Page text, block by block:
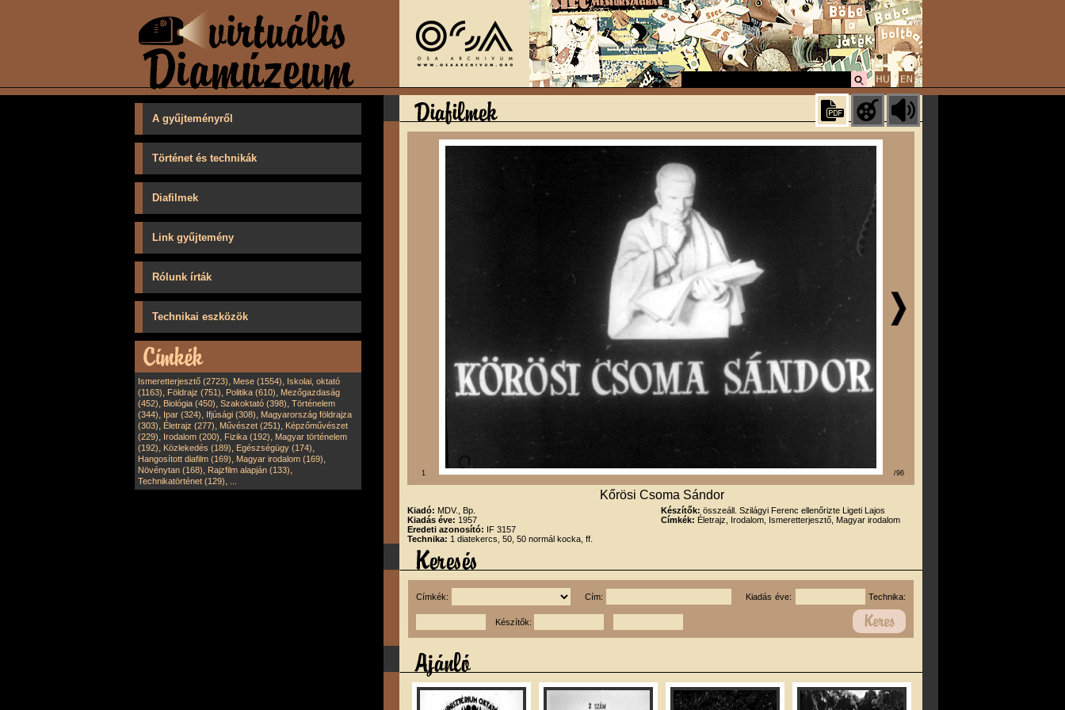
A gyűjteményről
Történet és technikák
Diafilmek
Link gyűjtemény
Rólunk írták
Technikai eszközök
Ismeretterjesztő (2723), Mese (1554), Iskolai, oktató
(1163), Földrajz (751), Politika (610), Mezőgazdaság
(452), Biológia (450), Szakoktató (398), Történelem
(344), Ipar (324), Ifjúsági (308), Magyarország földrajza
(303), Életrajz (277), Művészet (251), Képzőművészet
(229), Irodalom (200), Fizika (192), Magyar történelem
(192), Közlekedés (189), Egészségügy (174),
Hangosított diafilm (169), Magyar irodalom (169),
Növénytan (168), Rajzfilm alapján (133),
Technikatörténet (129),
1 /96
Kőrösi Csoma Sándor
Kiadó: MDV., Bp.
Kiadás éve: 1957
Eredeti azonosító: IF 3157
Technika: 1 diatekercs, 50, 50 normál kocka, ff.
Készítők: összeáll. Szilágyi Ferenc ellenőrizte Ligeti Lajos
Címkék: Életrajz, Irodalom, Ismeretterjesztő, Magyar irodalom
Címkék: Cím: Kiadás éve: Technika:
Készítők: